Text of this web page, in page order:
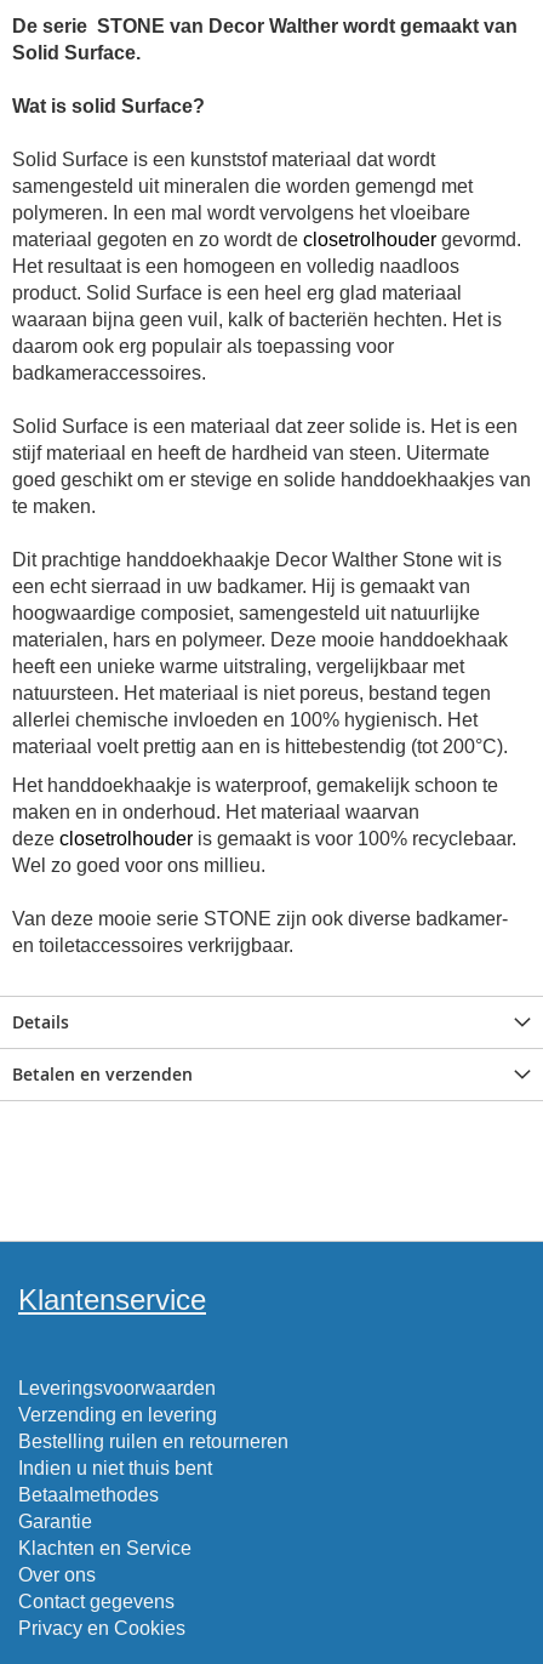
De serie STONE van Decor Walther wordt gemaakt van
Solid Surface.
Wat is solid Surface?
Solid Surface is een kunststof materiaal dat wordt
samengesteld uit mineralen die worden gemengd met
polymeren. In een mal wordt vervolgens het vloeibare
materiaal gegoten en zo wordt de closetrolhouder gevormd.
Het resultaat is een homogeen en volledig naadloos
product. Solid Surface is een heel erg glad materiaal
waaraan bijna geen vuil, kalk of bacteriën hechten. Het is
daarom ook erg populair als toepassing voor
badkameraccessoires.
Solid Surface is een materiaal dat zeer solide is. Het is een
stijf materiaal en heeft de hardheid van steen. Uitermate
goed geschikt om er stevige en solide handdoekhaakjes van
te maken.
Dit prachtige handdoekhaakje Decor Walther Stone wit is
een echt sierraad in uw badkamer. Hij is gemaakt van
hoogwaardige composiet, samengesteld uit natuurlijke
materialen, hars en polymeer. Deze mooie handdoekhaak
heeft een unieke warme uitstraling, vergelijkbaar met
natuursteen. Het materiaal is niet poreus, bestand tegen
allerlei chemische invloeden en 100% hygienisch. Het
materiaal voelt prettig aan en is hittebestendig (tot 200°C).
Het handdoekhaakje is waterproof, gemakelijk schoon te
maken en in onderhoud. Het materiaal waarvan
deze closetrolhouder is gemaakt is voor 100% recyclebaar.
Wel zo goed voor ons millieu.
Van deze mooie serie STONE zijn ook diverse badkamer-
en toiletaccessoires verkrijgbaar.
Details
Betalen en verzenden
Klantenservice
Leveringsvoorwaarden
Verzending en levering
Bestelling ruilen en retourneren
Indien u niet thuis bent
Betaalmethodes
Garantie
Klachten en Service
Over ons
Contact gegevens
Privacy en Cookies